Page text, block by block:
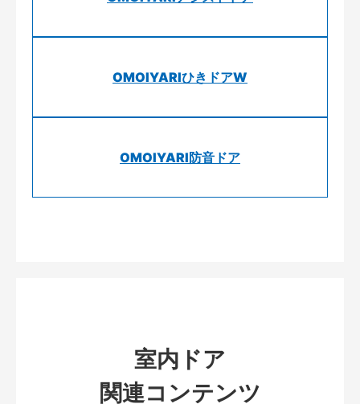
OMOIYARIひきドアW
OMOIYARI防音ドア
室内ドア
関連コンテンツ